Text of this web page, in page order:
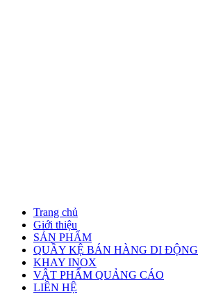
Trang chủ
Giới thiệu
SẢN PHẨM
QUẦY KỆ BÁN HÀNG DI ĐỘNG
KHAY INOX
VẬT PHẨM QUẢNG CÁO
LIÊN HỆ